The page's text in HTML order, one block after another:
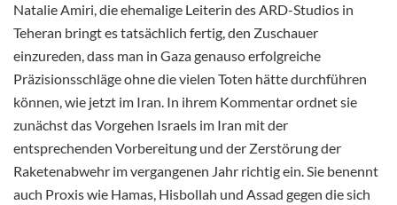
Natalie Amiri, die ehemalige Leiterin des ARD-Studios in
Teheran bringt es tatsächlich fertig, den Zuschauer
einzureden, dass man in Gaza genauso erfolgreiche
Präzisionsschläge ohne die vielen Toten hätte durchführen
können, wie jetzt im Iran. In ihrem Kommentar ordnet sie
zunächst das Vorgehen Israels im Iran mit der
entsprechenden Vorbereitung und der Zerstörung der
Raketenabwehr im vergangenen Jahr richtig ein. Sie benennt
auch Proxis wie Hamas, Hisbollah und Assad gegen die sich